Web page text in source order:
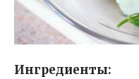
Ингредиенты: